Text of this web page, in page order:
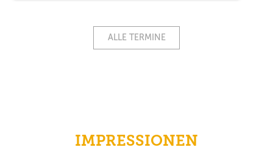
ALLE TERMINE
IMPRESSIONEN